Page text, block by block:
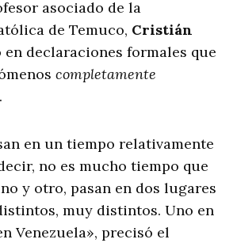
asociado de la
de Temuco, Cristián
en declaraciones formales que
completamente
.
en un tiempo relativamente
no es mucho tiempo que
y otro, pasan en dos lugares
muy distintos. Uno en
Venezuela», precisó el